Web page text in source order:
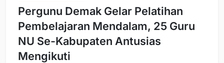
Pergunu Demak Gelar Pelatihan
Pembelajaran Mendalam, 25 Guru
NU Se-Kabupaten Antusias
Mengikuti